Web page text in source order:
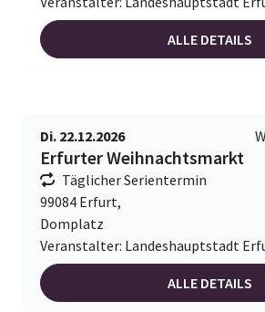
ALLE DETAILS
Di. 22.12.2026
Erfurter Weihnachtsmarkt
Täglicher Serientermin
99084 Erfurt,
Domplatz
Veranstalter: Landeshauptstadt
ALLE DETAILS